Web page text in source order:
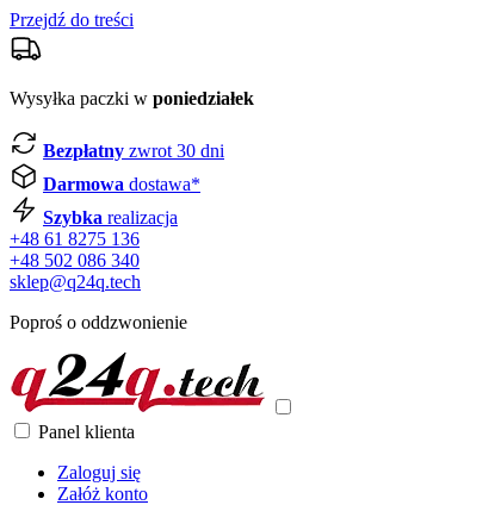
Przejdź do treści
Wysyłka paczki w poniedziałek
Bezpłatny zwrot 30 dni
Darmowa dostawa*
Szybka realizacja
+48 61 8275 136
+48 502 086 340
sklep@q24q.tech
Poproś o oddzwonienie
Panel klienta
Zaloguj się
Załóż konto